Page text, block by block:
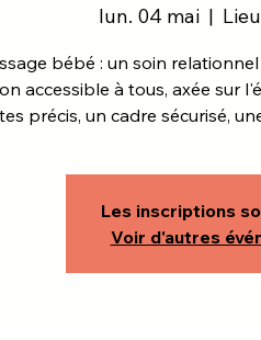
lun. 04 mai
  |
bébé : un soin
accessible à tous, axée sur
précis, un cadre sécurisé,
Les inscriptions
Voir d'autres